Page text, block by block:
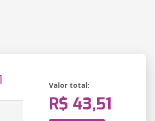
Valor total:
R$ 43,51